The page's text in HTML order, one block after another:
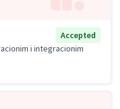
Accepted
i integracionim